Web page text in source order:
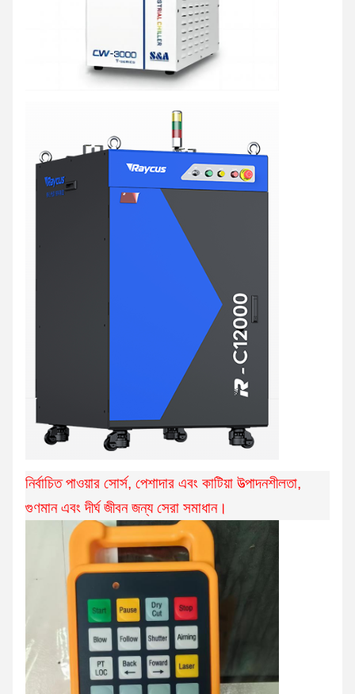
নির্বাচিত পাওয়ার সোর্স, পেশাদার এবং কাটিয়া উত্পাদনশীলতা,
গুণমান এবং দীর্ঘ জীবন জন্য সেরা সমাধান।